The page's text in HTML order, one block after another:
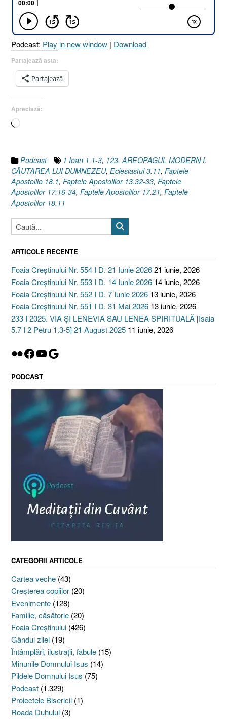
17.16-
34]”
Podcast: Play in new window | Download
Partajează asta:
Partajează
Apreciază:
Încarc...
Podcast 1 Ioan 1.1-3, 123. AREOPAGUL MODERN I.
CĂUTAREA LUI DUMNEZEU, Eclesiastul 3.11, Faptele
Apostolilo 18.1, Faptele Apostolilor 13.32-33, Faptele
Apostolilor 17.16-34, Faptele Apostolilor 17.21, Faptele
Apostolilor 18.11
ARTICOLE RECENTE
Foaia Creștinului Nr. 554 I D. 21 Iunie 202621 iunie, 2026
Foaia Creștinului Nr. 553 I D. 14 Iunie 2026 14 iunie, 2026
Foaia Creștinului Nr. 552 I D. 7 Iunie 2026 13 iunie, 2026
Foaia Creștinului Nr. 551 I D. 31 Mai 2026 13 iunie, 2026
233 I 2025. VIA ȘI LENEVIA SAU LENEA SPIRITUALĂ [Isaia
5.7 I 2 Petru 1.3-5] 21 August 2025 11 iunie, 2026
Flickr
Facebook
YouTube
Google
PODCAST
CATEGORII ARTICOLE
Cartea veche (43)
Creşterea copiilor (20)
Evenimente (128)
Familie, căsătorie (20)
Foaia Creştinului (426)
Gândul zilei (19)
Întâmplări, ilustraţii, fabule (15)
Minunile Domnului Isus (14)
Pildele Domnului Isus (75)
Podcast (1.329)
Proiectele Bisericii (1)
Roada Duhului (3)